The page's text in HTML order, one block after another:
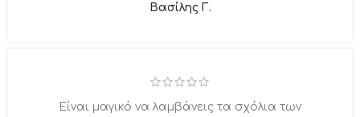
Βασίλης Γ.
Είναι μαγικό να λαμβάνεις τα σχόλια των